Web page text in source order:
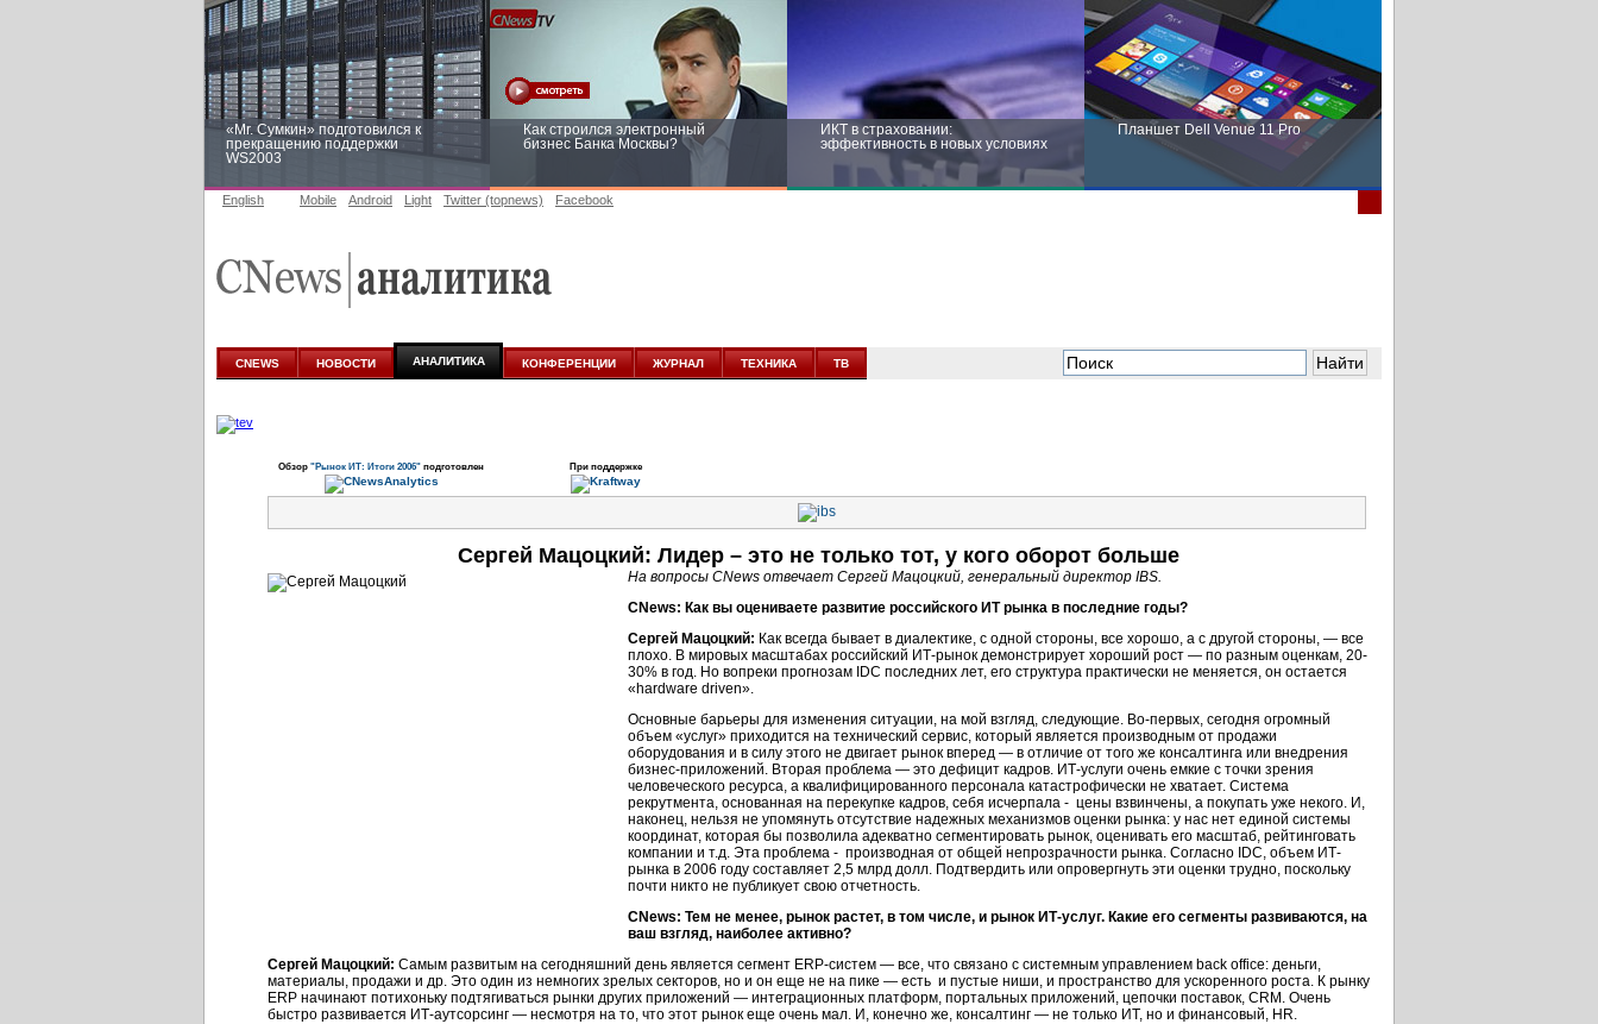
«Mr. Сумкин» подготовился к
прекращению поддержки
WS2003
Как строился электронный
бизнес Банка Москвы?
ИКТ в страховании:
эффективность в новых условиях
Планшет Dell Venue 11 Pro
аналитике
новых условиях
English Mobile Android Light Twitter (topnews) Facebook
CNEWS НОВОСТИ АНАЛИТИКА КОНФЕРЕНЦИИ ЖУРНАЛ ТЕХНИКА ТВ
Обзор "Рынок ИТ: Итоги 2006" подготовлен При поддержке
Сергей Мацоцкий: Лидер – это не только тот, у кого оборот больше
На вопросы CNews отвечает Сергей Мацоцкий, генеральный директор IBS.
CNews: Как вы оцениваете развитие российского ИТ рынка в последние годы?
Сергей Мацоцкий: Как всегда бывает в диалектике, с одной стороны, все хорошо, а с другой стороны, — все
плохо. В мировых масштабах российский ИТ-рынок демонстрирует хороший рост — по разным оценкам, 20-
30% в год. Но вопреки прогнозам IDC последних лет, его структура практически не меняется, он остается
«hardware driven».
Основные барьеры для изменения ситуации, на мой взгляд, следующие. Во-первых, сегодня огромный
объем «услуг» приходится на технический сервис, который является производным от продажи
оборудования и в силу этого не двигает рынок вперед — в отличие от того же консалтинга или внедрения
бизнес-приложений. Вторая проблема — это дефицит кадров. ИТ-услуги очень емкие с точки зрения
человеческого ресурса, а квалифицированного персонала катастрофически не хватает. Система
рекрутмента, основанная на перекупке кадров, себя исчерпала - цены взвинчены, а покупать уже некого. И,
наконец, нельзя не упомянуть отсутствие надежных механизмов оценки рынка: у нас нет единой системы
координат, которая бы позволила адекватно сегментировать рынок, оценивать его масштаб, рейтинговать
компании и т.д. Эта проблема - производная от общей непрозрачности рынка. Согласно IDC, объем ИТ-
рынка в 2006 году составляет 2,5 млрд долл. Подтвердить или опровергнуть эти оценки трудно, поскольку
почти никто не публикует свою отчетность.
CNews: Тем не менее, рынок растет, в том числе, и рынок ИТ-услуг. Какие его сегменты развиваются, на
ваш взгляд, наиболее активно?
Сергей Мацоцкий: Самым развитым на сегодняшний день является сегмент ERP-систем — все, что связано с системным управлением back office: деньги,
материалы, продажи и др. Это один из немногих зрелых секторов, но и он еще не на пике — есть и пустые ниши, и пространство для ускоренного роста. К рынку
ERP начинают потихоньку подтягиваться рынки других приложений — интеграционных платформ, портальных приложений, цепочки поставок, CRM. Очень
быстро развивается ИТ-аутсорсинг — несмотря на то, что этот рынок еще очень мал. И, конечно же, консалтинг — не только ИТ, но и финансовый, HR.